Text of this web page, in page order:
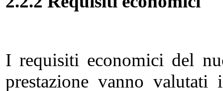
I requisiti economici del
prestazione vanno valutati